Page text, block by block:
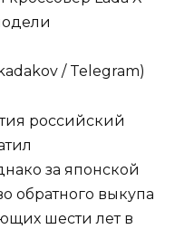
/ Telegram)
российский
за японской
обратного выкупа
шести лет в